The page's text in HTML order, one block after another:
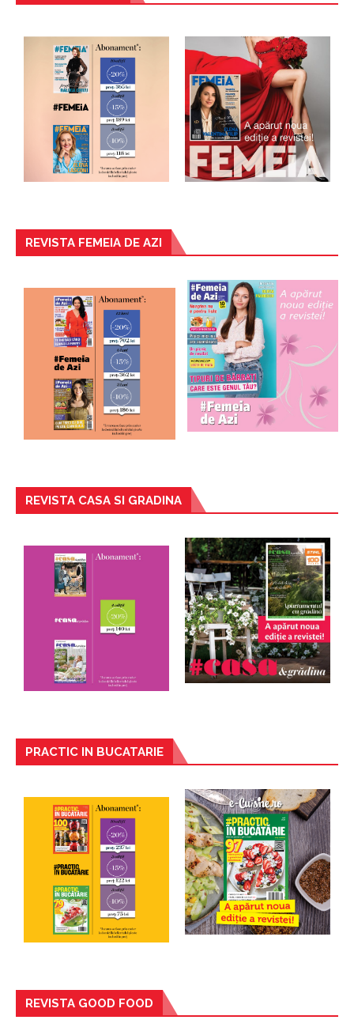
REVISTA FEMEIA DE AZI
REVISTA CASA SI GRADINA
PRACTIC IN BUCATARIE
REVISTA GOOD FOOD